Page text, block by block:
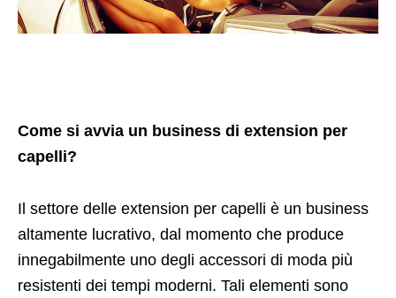
Come si avvia un business di extension per
capelli?
Il settore delle extension per capelli è un business
altamente lucrativo, dal momento che produce
innegabilmente uno degli accessori di moda più
resistenti dei tempi moderni. Tali elementi sono